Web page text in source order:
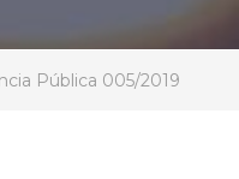
Pública 005/2019